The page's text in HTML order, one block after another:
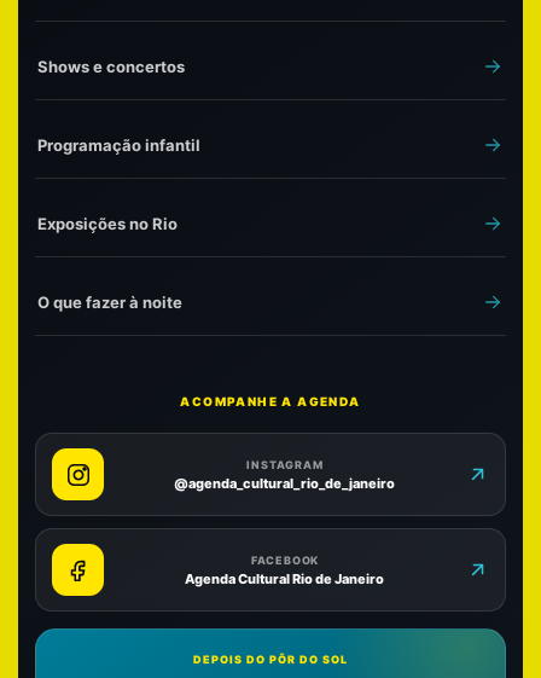
Shows e concertos
Programação infantil
Exposições no Rio
O que fazer à noite
ACOMPANHE A AGENDA
INSTAGRAM
@agenda_cultural_rio_de_janeiro
FACEBOOK
Agenda Cultural Rio de Janeiro
DEPOIS DO PÔR DO SOL